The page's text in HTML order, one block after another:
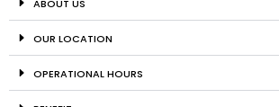
ABOUT US
OUR LOCATION
OPERATIONAL HOURS